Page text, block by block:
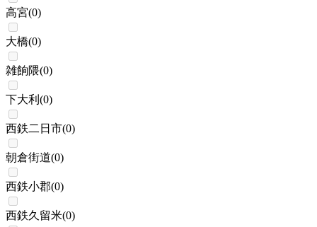
高宮(0)
大橋(0)
雑餉隈(0)
下大利 (0)
西鉄二日市(0)
朝倉街道(0)
西鉄小郡(0)
西鉄久留米(0)